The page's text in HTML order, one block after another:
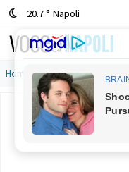
20.7 ° Napoli
Main Navigation
Home »Rapporti intimi